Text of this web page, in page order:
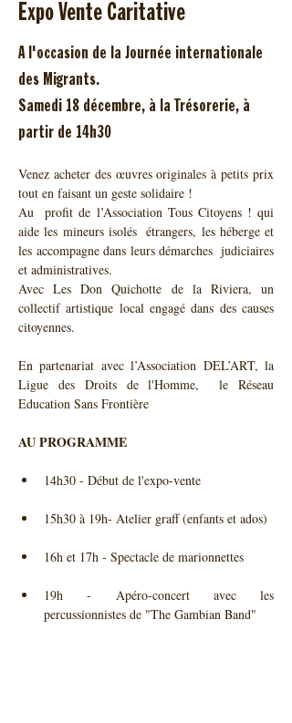
Expo Vente Caritative
A l'occasion de la Journée internationale
des Migrants.
Samedi 18 décembre, à la Trésorerie, à
partir de 14h30
Venez acheter des œuvres originales à petits prix
tout en faisant un geste solidaire !
Au  profit de l’Association Tous Citoyens ! qui
aide les mineurs isolés  étrangers, les héberge et
les accompagne dans leurs démarches  judiciaires
et administratives.
Avec Les Don Quichotte de la Riviera, un
collectif artistique local engagé dans des causes
citoyennes.
En partenariat avec l’Association DEL’ART, la
Ligue des Droits de l'Homme,  le Réseau
Education Sans Frontière
AU PROGRAMME
19h - Apéro-concert avec les
percussionnistes de "The Gambian Band"